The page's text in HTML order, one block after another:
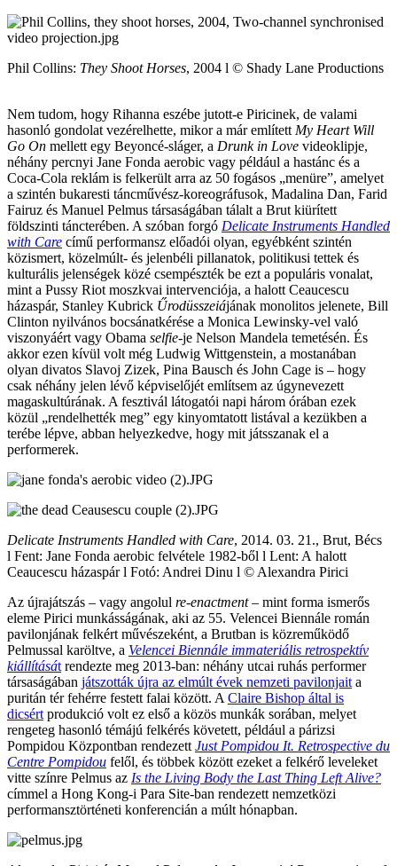
Phil Collins: They Shoot Horses, 2004 l © Shady Lane Productions
Nem tudom, hogy Rihanna eszébe jutott-e Piricinek, de valami
hasonló gondolat vezérelhette, mikor a már említett My Heart Will
Go On mellett egy Beyoncé-sláger, a Drunk in Love videoklipje,
néhány percnyi Jane Fonda aerobic vagy például a hastánc és a
Coca-Cola reklám is felkerült arra az 50 fogásos „menüre”, amelyet
a szintén bukaresti táncművész-koreográfusok, Madalina Dan, Farid
Fairuz és Manuel Pelmus társaságában tálalt a Brut kiürített
földszinti táncterében. A szóban forgó Delicate Instruments Handled
with Care című performansz előadói olyan, egyébként szintén
közismert, közelmúlt- és jelenbéli pillanatok, politikusi tettek és
kulturális jelenségek közé csempészték be ezt a populáris vonalat,
mint a Pussy Riot moszkvai intervenciója, a halott Ceaucescu
házaspár, Stanley Kubrick Űrodüsszeiájának monolitos jelenete, Bill
Clinton nyilvános bocsánatkérése a Monica Lewinsky-vel való
viszonyáért vagy Obama selfie-je Nelson Mandela temetésén. És
akkor ezen kívül volt még Ludwig Wittgenstein, a mostanában
olyan divatos Slavoj Zizek, Pina Bausch és John Cage is – hogy
csak néhány jelen lévő képviselőjét említsem az úgynevezett
magaskultúrának. A fesztivál látogatói napi három órában ezek
közül „rendelhették meg” egy kinyomtatott listával a kezükben a
terébe lépve, abban helyezkedve, hogy mit játsszanak el a
performerek.
Delicate Instruments Handled with Care, 2014. 03. 21., Brut, Bécs
l Fent: Jane Fonda aerobic felvétele 1982-ből l Lent: A halott
Ceaucescu házaspár l Fotó: Andrei Dinu l © Alexandra Pirici
Az újrajátszás – vagy angolul re-enactment– mint forma ismerős
eleme Pirici munkásságának, aki az 55. Velencei Biennále román
pavilonjának felkért művészeként, a Brutban is közreműködő
Pelmussal karöltve, a Velencei Biennále immateriális retrospektív
kiállítását rendezte meg 2013-ban: néhány utcai ruhás performer
társaságában játszották újra az elmúlt évek nemzeti pavilonjait a
puritán tér fehérre festett falai között. A Claire Bishop által is
dicsért produkció volt ez első a közös munkák sorában, melyet
rengeteg hasonló témájú felkérés követett, például a párizsi
Pompidou Központban rendezett Just Pompidou It. Retrospective du
Centre Pompidou felől, és többek között ezeket a felkérő leveleket
vitte színre Pelmus az Is the Living Body the Last Thing Left Alive?
címmel a Hong Kong-i Para Site-ban rendezett nemzetközi
performansztörténeti konferencián a múlt hónapban.